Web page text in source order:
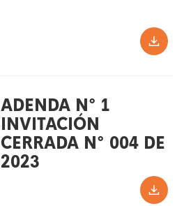
ADENDA N° 1
INVITACIÓN
CERRADA N° 004 DE
2023